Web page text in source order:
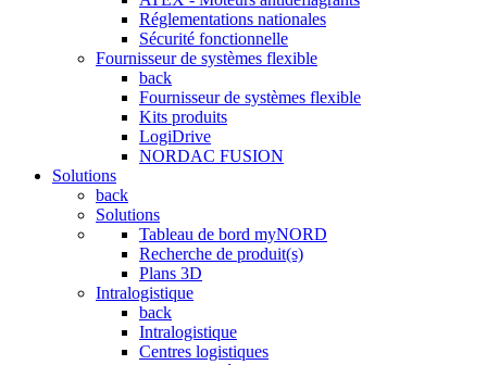
Réglementations nationales
Sécurité fonctionnelle
Fournisseur de systèmes flexible
back
Fournisseur de systèmes flexible
Kits produits
LogiDrive
NORDAC FUSION
Solutions
back
Solutions
Tableau de bord myNORD
Recherche de produit(s)
Plans 3D
Intralogistique
back
Intralogistique
Centres logistiques